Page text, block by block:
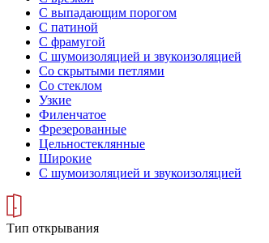
С выпадающим порогом
С патиной
С фрамугой
С шумоизоляцией и звукоизоляцией
Со скрытыми петлями
Со стеклом
Узкие
Филенчатое
Фрезерованные
Цельностеклянные
Широкие
С шумоизоляцией и звукоизоляцией
Тип открывания